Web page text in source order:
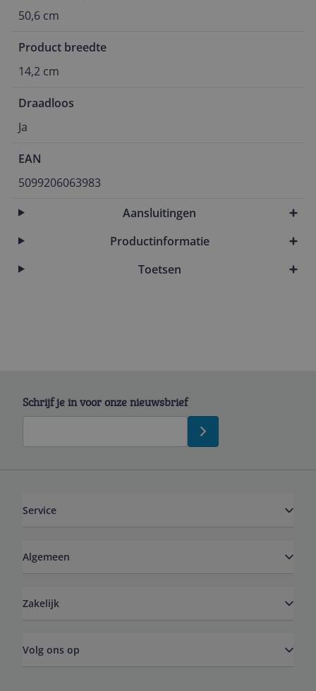
50,6 cm
Product breedte
14,2 cm
Draadloos
Ja
EAN
5099206063983
Aansluitingen
Productinformatie
Toetsen
Schrijf je in voor onze nieuwsbrief
Service
Algemeen
Zakelijk
Volg ons op